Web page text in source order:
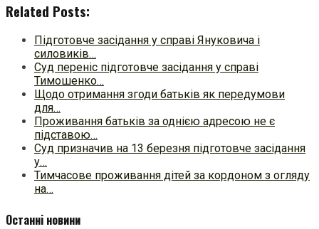
Related Posts:
Підготовче засідання у справі Януковича і
силовиків…
Суд переніс підготовче засідання у справі
Тимошенко…
Щодо отримання згоди батьків як передумови
для…
Проживання батьків за однією адресою не є
підставою…
Суд призначив на 13 березня підготовче засідання
у…
Тимчасове проживання дітей за кордоном з огляду
на…
Останні новини